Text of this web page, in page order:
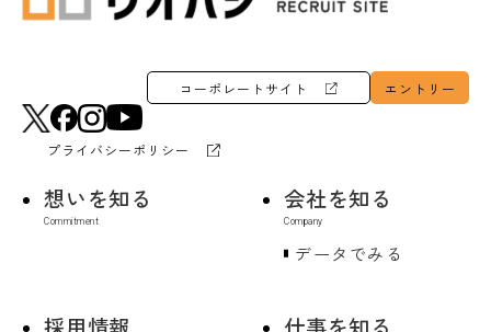
コーポレートサイト エントリー
プライバシーポリシー
想いを知る 会社を知る
データでみる